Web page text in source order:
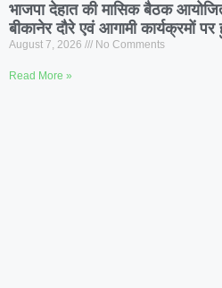
भाजपा देहात की मासिक बैठक
बीकानेर दौरे एवं आगामी कार्यक्रमों पर
August 7, 2026 No Comments
Read More »